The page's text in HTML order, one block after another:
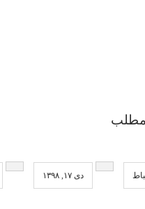
مطلب
دی ۱۷, ۱۳۹۸